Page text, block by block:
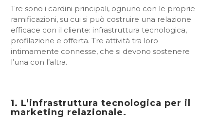
Tre sono i cardini principali, ognuno con le proprie
ramificazioni, su cui si può costruire una relazione
efficace con il cliente: infrastruttura tecnologica,
profilazione e offerta. Tre attività tra loro
intimamente connesse, che si devono sostenere
l’una con l’altra.
1. L’infrastruttura tecnologica per il
marketing relazionale.